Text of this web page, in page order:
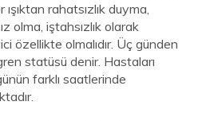
rahatsızlık duyma,
olma, iştahsızlık olarak
özellikte olmalıdır. Üç günden
statüsü denir. Hastaları
farklı saatlerinde